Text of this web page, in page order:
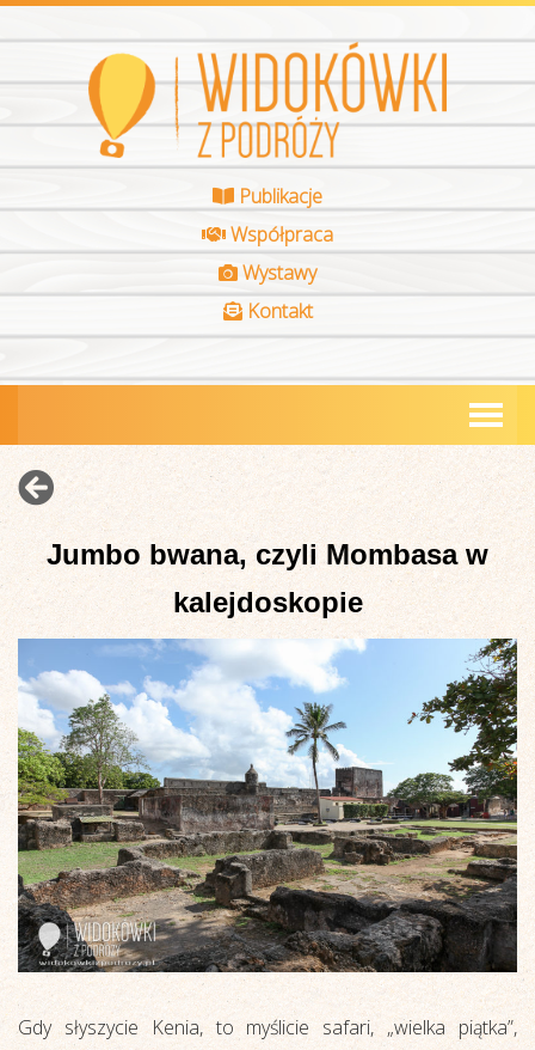
Publikacje
Współpraca
Wystawy
Kontakt
Jumbo bwana, czyli Mombasa w
kalejdoskopie
Gdy słyszycie Kenia, to myślicie safari, „wielka piątka”,